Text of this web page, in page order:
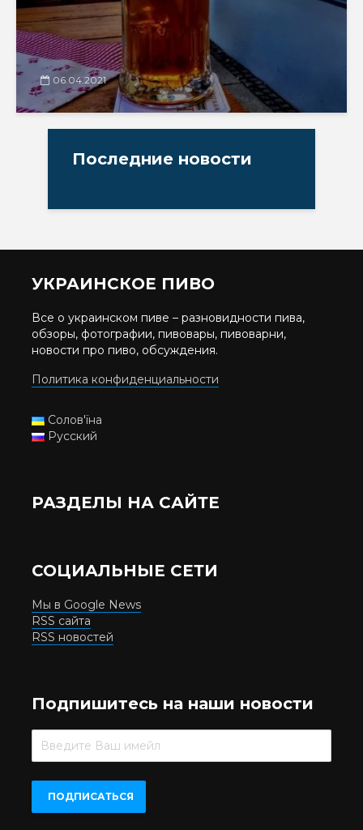
06.04.2021
Последние новости
УКРАИНСКОЕ ПИВО
Все о украинском пиве – разновидности пива,
обзоры, фотографии, пивовары, пивоварни,
новости про пиво, обсуждения.
Политика конфиденциальности
Солов'їна
Русский
РАЗДЕЛЫ НА САЙТЕ
СОЦИАЛЬНЫЕ СЕТИ
Мы в Google News
RSS сайта
RSS новостей
Подпишитесь на наши новости